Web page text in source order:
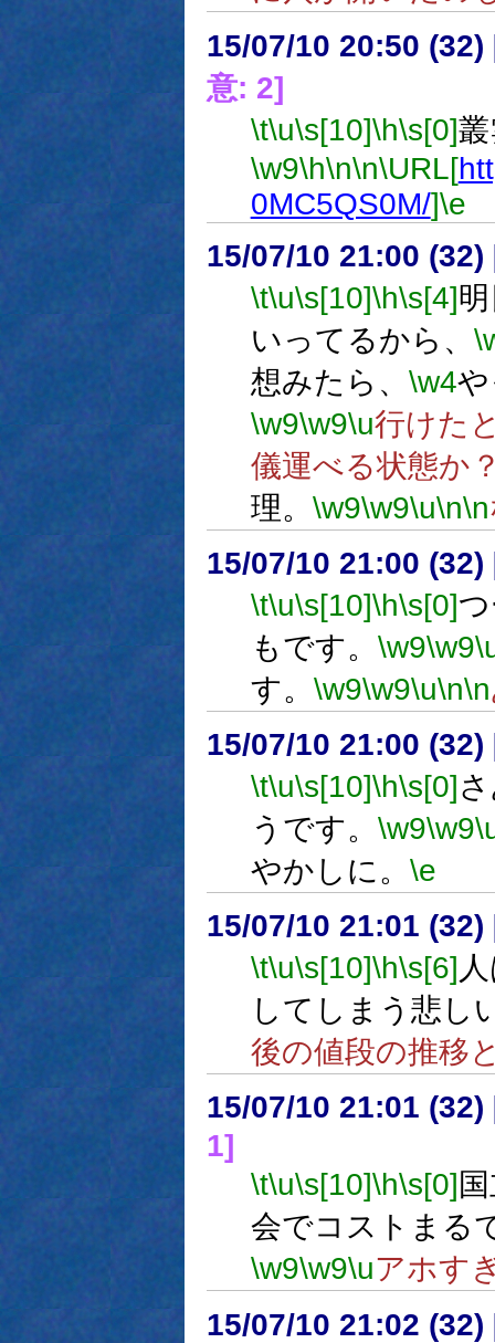
15/07/10 20:50 (32)
意: 2]
\t\u\s[10]\h\s[0]
\w9\h\n\n\URL[
0MC5QS0M/]\e
15/07/10 21:00 (32)
\t\u\s[10]\h\s[4]
いってるから、
想みたら、 \w4
\w9\w9\u行けた
儀運べる状態か
理。 \w9\w9\u\n\n
15/07/10 21:00 (32)
\t\u\s[10]\h\s[0]
もです。 \w9\w9
す。 \w9\w9\u\n\n
15/07/10 21:00 (32)
\t\u\s[10]\h\s[0]
うです。 \w9\w9
やかしに。 \e
15/07/10 21:01 (32)
\t\u\s[10]\h\s[6]
してしまう悲し
後の値段の推移
15/07/10 21:01 (32)
1]
\t\u\s[10]\h\s[0]
会でコストまる
\w9\w9\uアホす
15/07/10 21:02 (32)